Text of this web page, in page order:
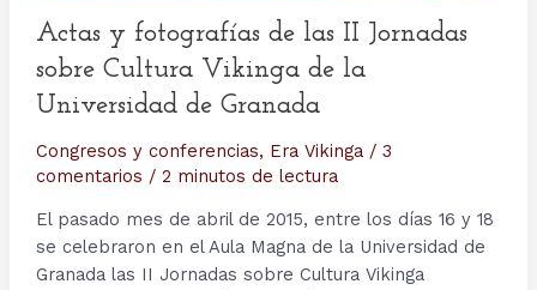
Actas y fotografías de las II Jornadas
sobre Cultura Vikinga de la
Universidad de Granada
Congresos y conferencias, Era Vikinga/ 3
comentarios / 2 minutos de lectura
El pasado mes de abril de 2015, entre los días 16 y 18
se celebraron en el Aula Magna de la Universidad de
Granada las II Jornadas sobre Cultura Vikinga